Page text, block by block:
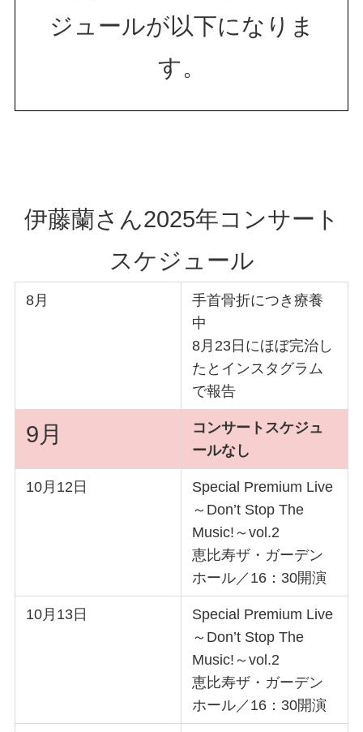
ジュールが以下になりま
す。
伊藤蘭さん2025年コンサート
スケジュール
8月
手首骨折につき療養
中
8月23日にほぼ完治し
たとインスタグラム
で報告
9月
コンサートスケジュ
ールなし
10月12日
Special Premium Live
～Don’t Stop The
Music!～vol.2
恵比寿ザ・ガーデン
ホール／16：30開演
10月13日
Special Premium Live
～Don’t Stop The
Music!～vol.2
恵比寿ザ・ガーデン
ホール／16：30開演